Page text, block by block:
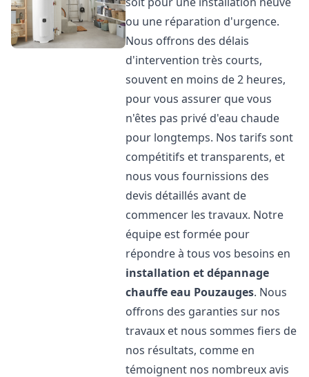
ou une réparation d'urgence.
Nous offrons des délais
d'intervention très courts,
souvent en moins de 2 heures,
pour vous assurer que vous
n'êtes pas privé d'eau chaude
pour longtemps. Nos tarifs sont
compétitifs et transparents, et
nous vous fournissions des
devis détaillés avant de
commencer les travaux. Notre
équipe est formée pour
répondre à tous vos besoins en
installation et dépannage
chauffe eau Pouzauges. Nous
offrons des garanties sur nos
travaux et nous sommes fiers de
nos résultats, comme en
témoignent nos nombreux avis